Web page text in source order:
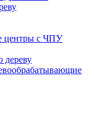
центры с ЧПУ
дереву